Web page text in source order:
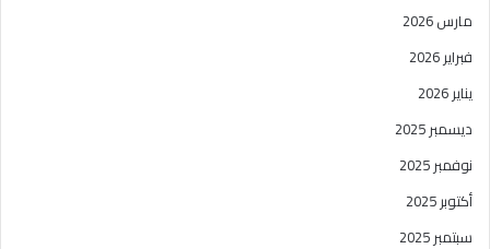
مارس 2026
فبراير 2026
يناير 2026
ديسمبر 2025
نوفمبر 2025
أكتوبر 2025
سبتمبر 2025